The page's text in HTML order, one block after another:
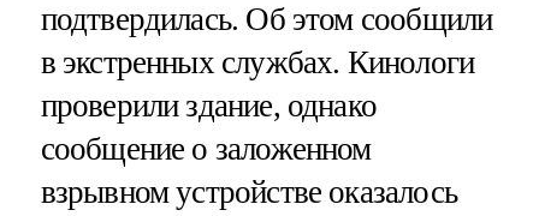
подтвердилась. Об этом сообщили
в экстренных службах. Кинологи
проверили здание, однако
сообщение о заложенном
взрывном устройстве оказалось